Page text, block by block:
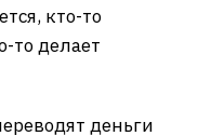
кто-то
то делает
деньги